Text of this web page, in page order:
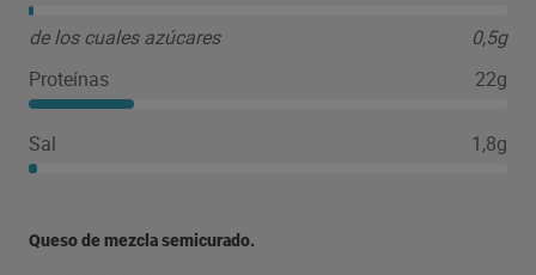
de los cuales azúcares
0,5g
Proteínas
22g
Sal 1,8g
Queso de mezcla semicurado.